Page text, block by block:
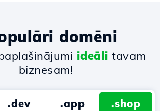
domēni
ideāli tavam
biznesam!
.dev .app .shop